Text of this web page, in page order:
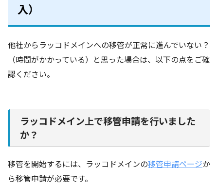
入）
他社からラッコドメインへの移管が正常に進んでいない？
（時間がかかっている）と思った場合は、以下の点をご確
認ください。
ラッコドメイン上で移管申請を行いました
か？
移管を開始するには、ラッコドメインの移管申請ページか
ら移管申請が必要です。